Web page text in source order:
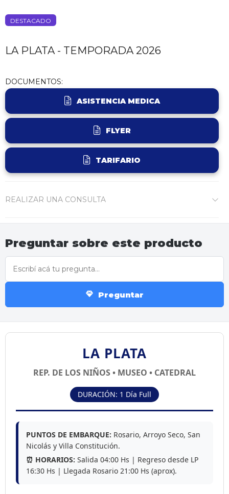
DESTACADO
LA PLATA - TEMPORADA 2026
DOCUMENTOS:
ASISTENCIA MEDICA
FLYER
TARIFARIO
REALIZAR UNA CONSULTA
Preguntar sobre este producto
Preguntar
LA PLATA
REP. DE LOS NIÑOS • MUSEO • CATEDRAL
DURACIÓN: 1 Día Full
PUNTOS DE EMBARQUE: Rosario, Arroyo Seco, San
Nicolás y Villa Constitución.
⏰ HORARIOS: Salida 04:00 Hs | Regreso desde LP
16:30 Hs | Llegada Rosario 21:00 Hs (aprox).